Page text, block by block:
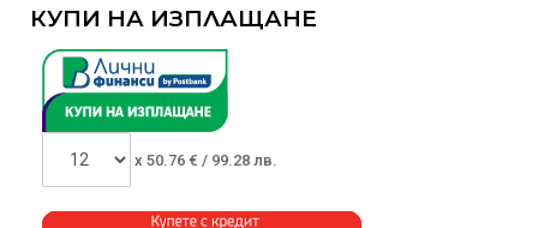
КУПИ НА ИЗПЛАЩАНЕ
x 50.76 € / 99.28 лв.